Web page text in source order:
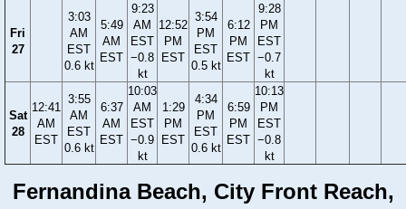
Fri
27
3:03
AM
EST
0.6 kt
5:49
AM
EST
9:23
AM
EST
−0.8
kt
12:52
PM
EST
3:54
PM
EST
0.5 kt
6:12
PM
EST
9:28
PM
EST
−0.7
kt
Sat
28
12:41
AM
EST
3:55
AM
EST
0.6 kt
6:37
AM
EST
10:03
AM
EST
−0.9
kt
1:29
PM
EST
4:34
PM
EST
0.6 kt
6:59
PM
EST
10:13
PM
EST
−0.8
kt
Fernandina Beach, City Front Reach,